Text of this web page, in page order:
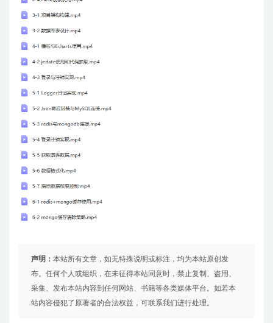
声明： 本站所有文章，如无特殊说明或标注，均为本站原创发
布。任何个人或组织，在未征得本站同意时，禁止复制、盗用、
采集、发布本站内容到任何网站、书籍等各类媒体平台。如若本
站内容侵犯了原著者的合法权益，可联系我们进行处理。